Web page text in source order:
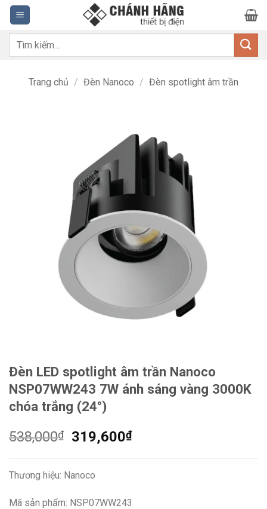
Bỏ
qua
nội
dung
Tìm
Trang chủ / Đèn Nanoco / Đèn spotlight âm trần
Đèn LED spotlight âm trần Nanoco
NSP07WW243 7W ánh sáng vàng 3000K
chóa trắng (24°)
538,000₫
Giá
538,000₫.
319,600₫Giá
Thương hiệu: Nanoco
Mã sản phẩm: NSP07WW243